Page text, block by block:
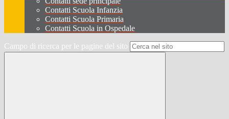
Contatti Scuola Infanzia
Contatti Scuola Primaria
Contatti Scuola in Ospedale
Campo di ricerca per le pagine del sito